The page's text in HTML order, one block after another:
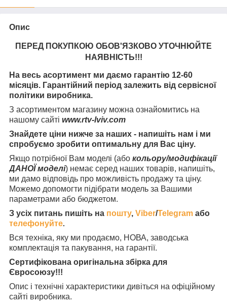
Опис
ПЕРЕД ПОКУПКОЮ ОБОВ'ЯЗКОВО УТОЧНЮЙТЕ
НАЯВНІСТЬ!!!
На весь асортимент ми даємо гарантію 12-60
місяців. Гарантійний період залежить від сервісної
політики виробника.
З асортиментом магазину можна ознайомитись на
нашому сайті www.rtv-lviv.com
Знайдете ціни нижче за наших - напишіть нам і ми
спробуємо зробити оптимальну для Вас ціну.
Якщо потрібної Вам моделі (або кольору/модифікації
ДАНОЇ моделі) немає серед наших товарів, напишіть,
ми дамо відповідь про можливість продажу та ціну.
Можемо допомогти підібрати модель за Вашими
параметрами або бюджетом.
З усіх питань пишіть на пошту, Viber/Telegram або
телефонуйте.
Вся техніка, яку ми продаємо, НОВА, заводська
комплектація та пакування, на гарантії.
Сертифікована оригінальна збірка для
Євросоюзу!!!
Опис і технічні характеристики дивіться на офіційному
сайті виробника.